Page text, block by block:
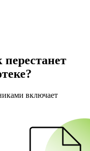
включает